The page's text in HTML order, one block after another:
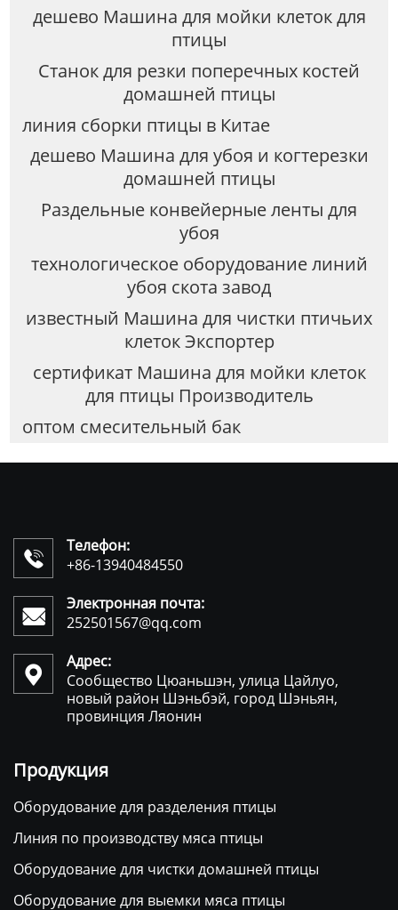
дешево Машина для мойки клеток для
птицы
Станок для резки поперечных костей
домашней птицы
линия сборки птицы в Китае
дешево Машина для убоя и когтерезки
домашней птицы
Раздельные конвейерные ленты для
убоя
технологическое оборудование линий
убоя скота завод
известный Машина для чистки птичьих
клеток Экспортер
сертификат Машина для мойки клеток
для птицы Производитель
оптом смесительный бак

Телефон:
+86-13940484550

Электронная почта:
252501567@qq.com

Адрес:
Сообщество Цюаньшэн, улица Цайлуо,
новый район Шэньбэй, город Шэньян,
провинция Ляонин
Продукция
Оборудование для разделения птицы
Линия по производству мяса птицы
Оборудование для чистки домашней птицы
Оборудование для выемки мяса птицы